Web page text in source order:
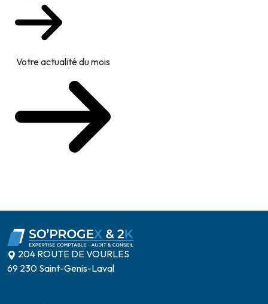
Votre actualité du mois
204 ROUTE DE VOURLES
69 230 Saint-Genis-Laval